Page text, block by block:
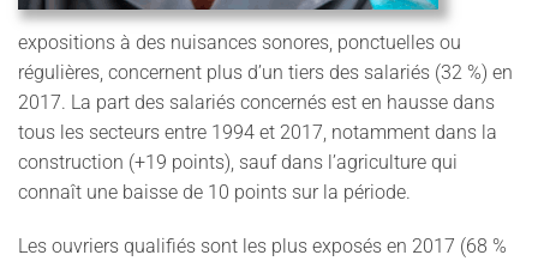
expositions à des nuisances sonores, ponctuelles ou
régulières, concernent plus d’un tiers des salariés (32 %) en
2017. La part des salariés concernés est en hausse dans
tous les secteurs entre 1994 et 2017, notamment dans la
construction (+19 points), sauf dans l’agriculture qui
connaît une baisse de 10 points sur la période.
Les ouvriers qualifiés sont les plus exposés en 2017 (68 %